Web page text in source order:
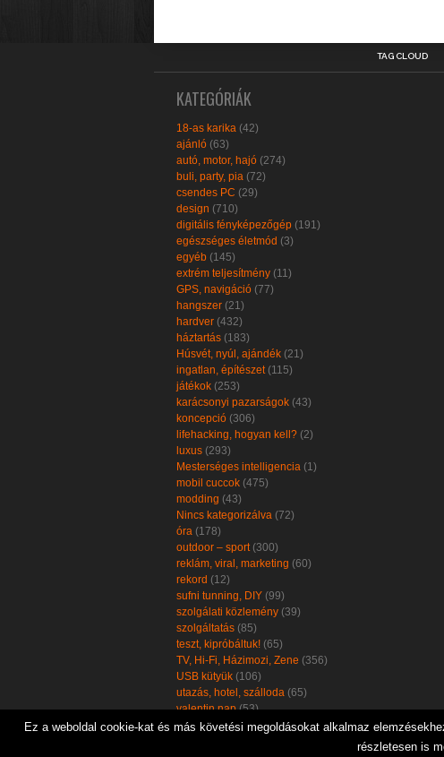
TAG CLOUD
KATEGÓRIÁK
18-as karika (42)
ajánló (63)
autó, motor, hajó (274)
buli, party, pia (72)
csendes PC (29)
design (710)
digitális fényképezőgép (191)
egészséges életmód (3)
egyéb (145)
extrém teljesítmény (11)
GPS, navigáció (77)
hangszer (21)
hardver (432)
háztartás (183)
Húsvét, nyúl, ajándék (21)
ingatlan, építészet(115)
játékok (253)
karácsonyi pazarságok (43)
koncepció (306)
lifehacking, hogyan kell? (2)
luxus (293)
Mesterséges intelligencia (1)
mobil cuccok (475)
modding (43)
Nincs kategorizálva (72)
óra (178)
outdoor – sport(300)
reklám, viral, marketing (60)
rekord (12)
sufni tunning, DIY (99)
szolgálati közlemény (39)
szolgáltatás (85)
teszt, kipróbáltuk! (65)
TV, Hi-Fi, Házimozi, Zene (356)
USB kütyük (106)
utazás, hotel, szálloda (65)
valentin nap(53)
zöld, öko, környezetbarát(102)
Ez a weboldal cookie-kat és más követési megoldásokat alkalmaz
részletesen is